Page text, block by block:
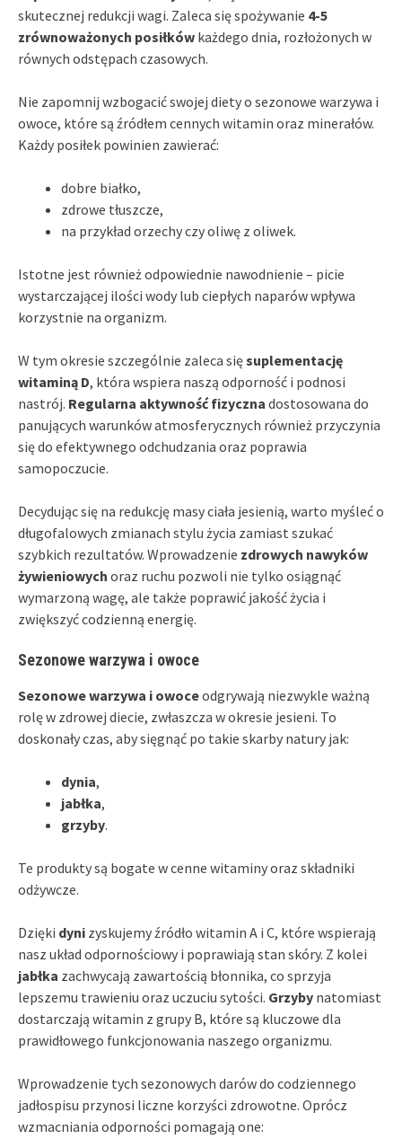
skutecznej redukcji wagi. Zaleca się spożywanie 4-5
zrównoważonych posiłków każdego dnia, rozłożonych w
równych odstępach czasowych.
Nie zapomnij wzbogacić swojej diety o sezonowe warzywa i
owoce, które są źródłem cennych witamin oraz minerałów.
Każdy posiłek powinien zawierać:
dobre białko,
zdrowe tłuszcze,
na przykład orzechy czy oliwę z oliwek.
Istotne jest również odpowiednie nawodnienie – picie
wystarczającej ilości wody lub ciepłych naparów wpływa
korzystnie na organizm.
W tym okresie szczególnie zaleca sięsuplementację
witaminą D, która wspiera naszą odporność i podnosi
nastrój. Regularna aktywność fizyczna dostosowana do
panujących warunków atmosferycznych również przyczynia
się do efektywnego odchudzania oraz poprawia
samopoczucie.
Decydując się na redukcję masy ciała jesienią, warto myśleć o
długofalowych zmianach stylu życia zamiast szukać
szybkich rezultatów. Wprowadzenie zdrowych nawyków
żywieniowych oraz ruchu pozwoli nie tylko osiągnąć
wymarzoną wagę, ale także poprawić jakość życia i
zwiększyć codzienną energię.
Sezonowe warzywa i owoce
Sezonowe warzywa i owoceodgrywają niezwykle ważną
rolę w zdrowej diecie, zwłaszcza w okresie jesieni. To
doskonały czas, aby sięgnąć po takie skarby natury jak:
dynia,
jabłka,
grzyby.
Te produkty są bogate w cenne witaminy oraz składniki
odżywcze.
Dzięki dyni zyskujemy źródło witamin A i C, które wspierają
nasz układ odpornościowy i poprawiają stan skóry. Z kolei
jabłka zachwycają zawartością błonnika, co sprzyja
lepszemu trawieniu oraz uczuciu sytości. Grzyby natomiast
dostarczają witamin z grupy B, które są kluczowe dla
prawidłowego funkcjonowania naszego organizmu.
Wprowadzenie tych sezonowych darów do codziennego
jadłospisu przynosi liczne korzyści zdrowotne. Oprócz
wzmacniania odporności pomagają one: